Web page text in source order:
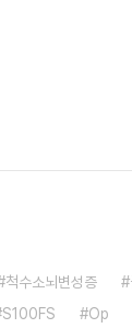
척수소뇌변성증
S100FS Op